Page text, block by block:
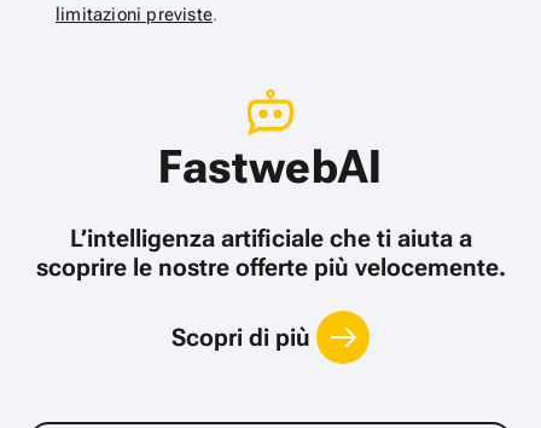
limitazioni previste.
FastwebAI
L’intelligenza artificiale che ti aiuta a
scoprire le nostre offerte più velocemente.
Scopri di più